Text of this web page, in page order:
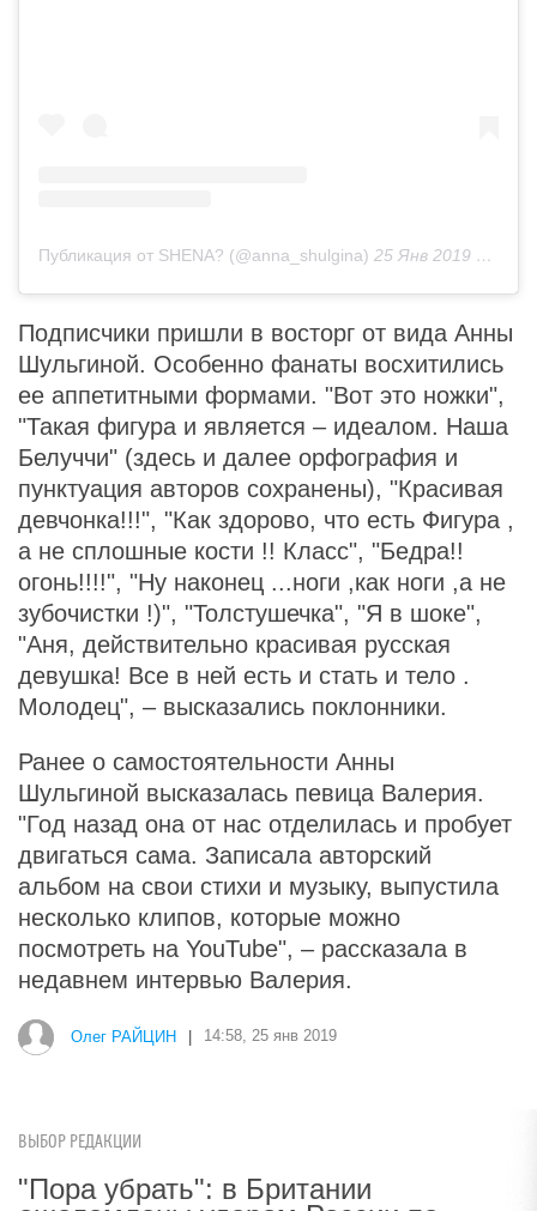
Публикация от SHENA? (@anna_shulgina) 25 Янв 2019 в 1:34 PST
Подписчики пришли в восторг от вида Анны
Шульгиной. Особенно фанаты восхитились
ее аппетитными формами. "Вот это ножки",
"Такая фигура и является – идеалом. Наша
Белуччи" (здесь и далее орфография и
пунктуация авторов сохранены), "Красивая
девчонка!!!", "Как здорово, что есть Фигура ,
а не сплошные кости !! Класс", "Бедра!!
огонь!!!!", "Ну наконец ...ноги ,как ноги ,а не
зубочистки !)", "Толстушечка", "Я в шоке",
"Аня, действительно красивая русская
девушка! Все в ней есть и стать и тело .
Молодец", – высказались поклонники.
Ранее о самостоятельности Анны
Шульгиной высказалась певица Валерия.
"Год назад она от нас отделилась и пробует
двигаться сама. Записала авторский
альбом на свои стихи и музыку, выпустила
несколько клипов, которые можно
посмотреть на YouTube", – рассказала в
недавнем интервью Валерия.
Олег РАЙЦИН 14:58, 25 янв 2019
ВЫБОР РЕДАКЦИИ
"Пора убрать": в Британии